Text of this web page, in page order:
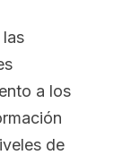
a los
de